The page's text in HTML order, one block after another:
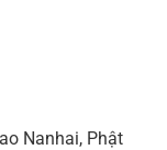
Nanhai, Phật